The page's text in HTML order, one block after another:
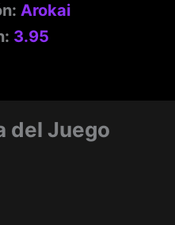
Arokai
3.95
del Juego